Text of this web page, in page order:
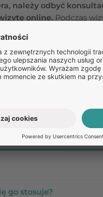
należy odbyć
online. Podczas
na przykład
lekiem dla
e-receptę. Można ją
Pozostałe
go stosuje?